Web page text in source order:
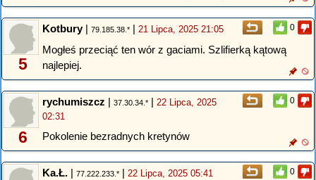
0
5
Kotbury| 79.185.38.* | 21 Lipca, 2025 21:05
Mogłeś przeciąć ten wór z gaciami. Szlifierką kątową
najlepiej.
0
6
rychumiszcz | 37.30.34.* | 22 Lipca, 2025
02:31
Pokolenie bezradnych kretynów
0
Ka.Ł. | 77.222.233.* | 22 Lipca, 2025 05:41